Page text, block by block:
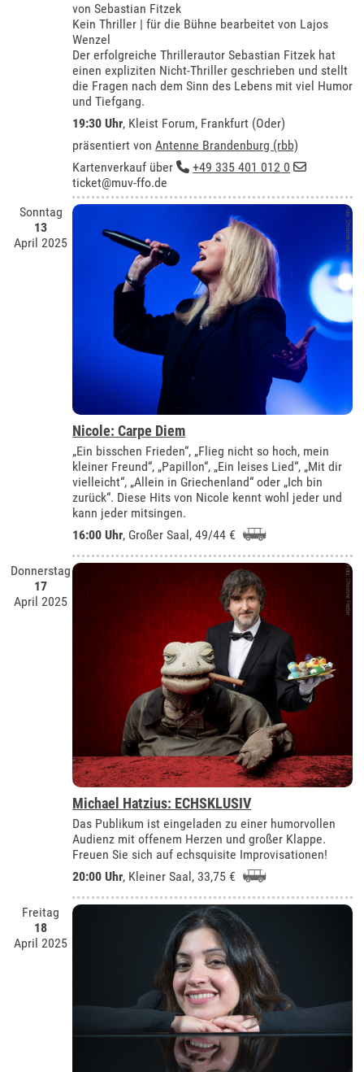
von Sebastian Fitzek
Kein Thriller | für die Bühne bearbeitet von Lajos
Wenzel
Der erfolgreiche Thrillerautor Sebastian Fitzek hat
einen expliziten Nicht-Thriller geschrieben und stellt
die Fragen nach dem Sinn des Lebens mit viel Humor
und Tiefgang.
19:30 Uhr, Kleist Forum, Frankfurt (Oder)
präsentiert vonAntenne Brandenburg (rbb)
Kartenverkauf über
+49 335 401 012 0
ticket@muv-ffo.de
Sonntag
13
April 2025
Nicole: Carpe Diem
„Ein bisschen Frieden“, „Flieg nicht so hoch, mein
kleiner Freund“, „Papillon“, „Ein leises Lied“, „Mit dir
vielleicht“, „Allein in Griechenland“ oder „Ich bin
zurück“. Diese Hits von Nicole kennt wohl jeder und
kann jeder mitsingen.
16:00 Uhr, Großer Saal, 49/44 €
Donnerstag
17
April 2025
Michael Hatzius: ECHSKLUSIV
Das Publikum ist eingeladen zu einer humorvollen
Audienz mit offenem Herzen und großer Klappe.
Freuen Sie sich auf echsquisite Improvisationen!
20:00 Uhr, Kleiner Saal, 33,75 €
Freitag
18
April 2025